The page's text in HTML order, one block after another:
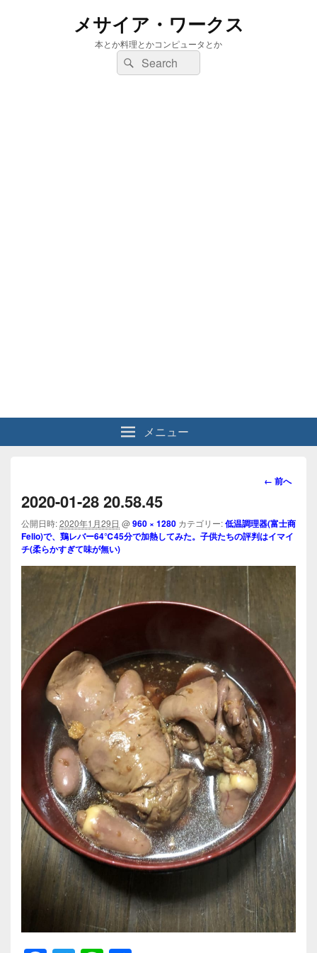
メサイア・ワークス
本とか料理とかコンピュータとか
検
索:
検
索
メニュー
画
ビ
ゲ
シ
← 前へ
2020-01-28 20.58.45
公開日時:2020年1月29日 @960 × 1280 カテゴリー:低温調理器(富士商
Felio)で、鶏レバー64℃45分で加熱してみた。子供たちの評判はイマイ
チ(柔らかすぎて味が無い)